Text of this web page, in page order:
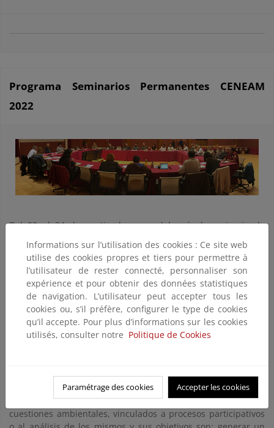
Programa Seminarios Permanentes CENEAM
2022
Del 22 al 24 de septiembre se celebrará el seminario de
Interpretación del Patrimonio (IP) es un proceso creativo de
comunicación estratégica que persigue conectar intelectual y
emocionalmente al visitante con los significados de un
recurso o enclave patrimonial, promoviendo actitudes
positivas hacia su conservación. En su XVII edición este grupo
de expertos y expertas en Interpretación de Patrimonio
Natural y Cultural continuaran con los proyectos y trabajos
enmarcados dentro de su Plan de Acción.
Participación Social y Sostenibilidad, celebrará su séptima
edición. Participan profesionales, investigadores e
interesados en el campo de la participación social en
cuestiones ambientales, vinculados a procesos participativos
Informations sur l’utilisation des cookies : Ce site web
utilise des cookies propres et tiers pour permettre à
l’utilisateur de rester connecté, personnaliser son
expérience et pour obtenir des données statistiques
de navigation. L’utilisateur peut accepter tous les
cookies ou, s’il préfère, configurer le type de cookies
qu’il accepte. Pour plus d’informations sur les cookies
utilisés, consulter notre Politique de Cookies
Paramétrage des cookies Accepter les cookies